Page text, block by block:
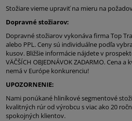
Stožiare vieme upraviť na mieru na
Dopravné stožiarov:
Dopravné stožiarov vykonáva firma Top
alebo PPL. Ceny sú individuálne podľa
kusov. Bližšie informácie nájdete v
VÄČŠÍCH OBJEDNÁVOK ZADARMO. Cena
nemá v Európe konkurenciu!
UPOZORNENIE:
Nami ponúkané hliníkové segmentové
kvalitných rúr od výrobcu s viac ako 20
spokojných klientov.